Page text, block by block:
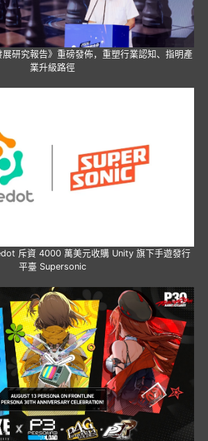
研究報告》重磅發佈，重塑行業認知、指明產
業升級路徑
斥資 4000 萬美元收購 Unity 旗下手遊發行
平臺 Supersonic